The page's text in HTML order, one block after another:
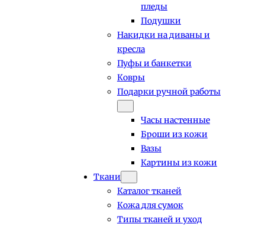
пледы
Подушки
Накидки на диваны и
кресла
Пуфы и банкетки
Ковры
Подарки ручной работы
Часы настенные
Броши из кожи
Вазы
Картины из кожи
Ткани
Каталог тканей
Кожа для сумок
Типы тканей и уход